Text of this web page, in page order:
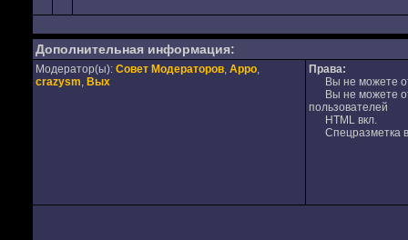
Дополнительная информация:
Модератор(ы): Совет Модераторов, Appo,
crazysm, Вых
Права:
Вы не можете
Вы не можете
пользователей
HTML вкл.
Спецразметка